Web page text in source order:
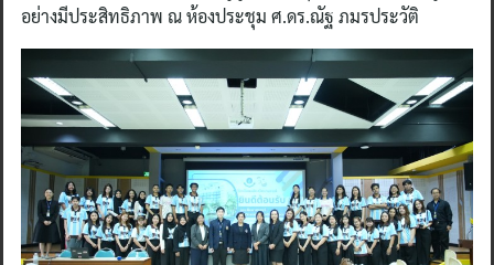
อย่างมีประสิทธิภาพ ณ ห้องประชุม ศ.ดร.ณัฐ ภมรประวัติ